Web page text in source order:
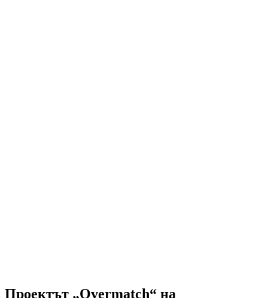
Проектът „Overmatch“ на